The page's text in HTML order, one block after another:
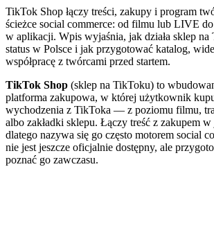
TikTok Shop łączy treści, zakupy i program
ścieżce social commerce: od filmu lub LIVE
w aplikacji. Wpis wyjaśnia, jak działa sklep
status w Polsce i jak przygotować katalog,
współpracę z twórcami przed startem.
TikTok Shop (sklep na TikToku) to
platforma zakupowa, w której użytkownik
wychodzenia z TikToka — z poziomu filmu,
albo zakładki sklepu. Łączy treść z zakupem
dlatego nazywa się go często motorem social
nie jest jeszcze oficjalnie dostępny, ale
poznać go zawczasu.